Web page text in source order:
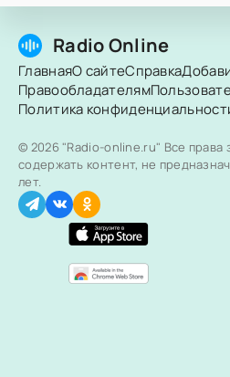
Radio Online
ГлавнаяО сайтеСправка
Правообладателям
Политика
© 2026 "Radio-online.ru" Все права
содержать контент, не
лет.